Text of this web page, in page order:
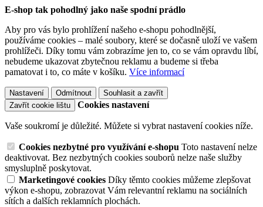
E-shop tak pohodlný jako naše spodní prádlo
Aby pro vás bylo prohlížení našeho e-shopu pohodlnější,
používáme cookies – malé soubory, které se dočasně uloží ve vašem
prohlížeči. Díky tomu vám zobrazíme jen to, co se vám opravdu líbí,
nebudeme ukazovat zbytečnou reklamu a budeme si třeba
pamatovat i to, co máte v košíku. Více informací
Nastavení Odmítnout
Souhlasit a zavřít
Zavřít cookie lištu
Cookies nastavení
Vaše soukromí je důležité. Můžete si vybrat nastavení cookies níže.
Cookies nezbytné pro využívání e-shopu Toto nastavení nelze
deaktivovat. Bez nezbytných cookies souborů nelze naše služby
smysluplně poskytovat.
Marketingové cookies Díky těmto cookies můžeme zlepšovat
výkon e-shopu, zobrazovat Vám relevantní reklamu na sociálních
sítích a dalších reklamních plochách.